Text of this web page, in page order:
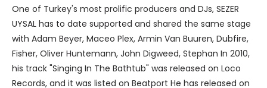
One of Turkey's most prolific producers and DJs, SEZER
UYSAL has to date supported and shared the same stage
with Adam Beyer, Maceo Plex, Armin Van Buuren, Dubfire,
Fisher, Oliver Huntemann, John Digweed, Stephan In 2010,
his track "Singing In The Bathtub" was released on Loco
Records, and it was listed on Beatport He has released on